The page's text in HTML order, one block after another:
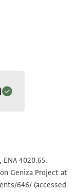
An Unknown
Jewish
Press,
An Unknown
Jewish
Press,
Rotate
4020.65.
Geniza Project at
646/ (accessed